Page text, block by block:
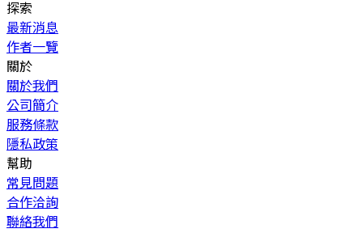
探索
最新消息
作者一覽
關於
關於我們
公司簡介
服務條款
隱私政策
幫助
常見問題
合作洽詢
聯絡我們